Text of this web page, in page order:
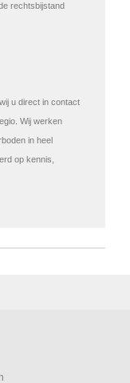
rechtsbijstand
u direct in contact
Wij werken
in heel
op kennis,